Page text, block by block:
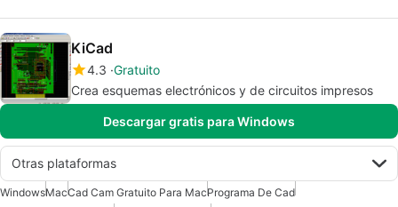
KiCad
4.3 Gratuito
Crea esquemas electrónicos y de circuitos impresos
Descargar gratis para Windows
Otras plataformas
WindowsMacCad Cam Gratuito Para MacPrograma De Cad